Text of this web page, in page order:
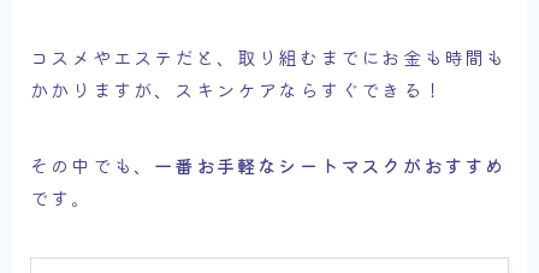
コスメやエステだと、取り組むまでにお金も時間も
かかりますが、スキンケアならすぐできる！
その中でも、 一番お手軽なシートマスクがおすすめ
です。